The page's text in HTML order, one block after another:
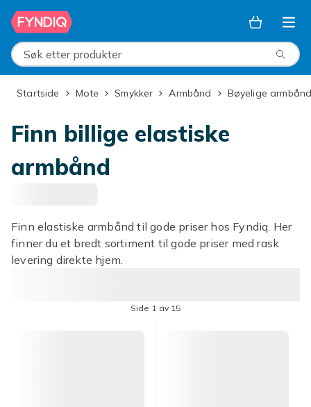
Hopp til hovedinnhold
Søk etter produkter
Startside Mote Smykker Armbånd Bøyelige
Finn billige elastiske
armbånd
Finn elastiske armbånd til gode priser hos Fyndiq. Her
finner du et bredt sortiment til gode priser med rask
levering direkte hjem.
Side 1 av 15